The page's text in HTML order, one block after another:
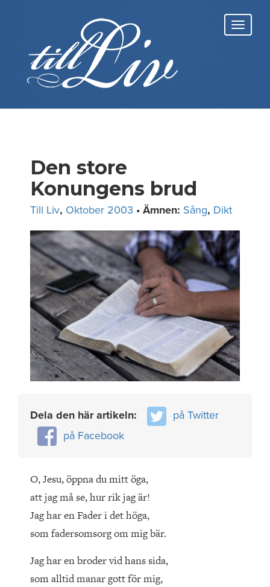
Den store
Konungens brud
Till Liv, Oktober 2003 • Ämnen: Sång, Dikt
Dela den här artikeln:
på Twitter
på Facebook
O, Jesu, öppna du mitt öga,
att jag må se, hur rik jag är!
Jag har en Fader i det höga,
som fadersomsorg om mig bär.
Jag har en broder vid hans sida,
som alltid manar gott för mig,